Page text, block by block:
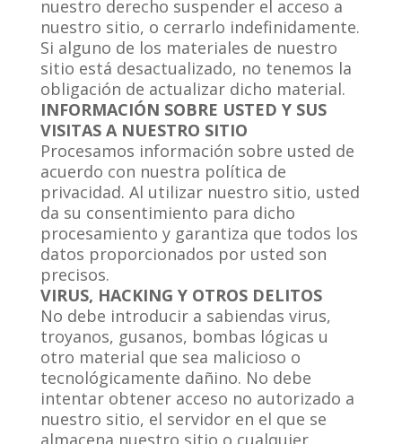
nuestro derecho suspender el acceso a
nuestro sitio, o cerrarlo indefinidamente.
Si alguno de los materiales de nuestro
sitio está desactualizado, no tenemos la
obligación de actualizar dicho material.
INFORMACIÓN SOBRE USTED Y SUS
VISITAS A NUESTRO SITIO
Procesamos información sobre usted de
acuerdo con nuestra política de
privacidad. Al utilizar nuestro sitio, usted
da su consentimiento para dicho
procesamiento y garantiza que todos los
datos proporcionados por usted son
precisos.
VIRUS, HACKING Y OTROS DELITOS
No debe introducir a sabiendas virus,
troyanos, gusanos, bombas lógicas u
otro material que sea malicioso o
tecnológicamente dañino. No debe
intentar obtener acceso no autorizado a
nuestro sitio, el servidor en el que se
almacena nuestro sitio o cualquier